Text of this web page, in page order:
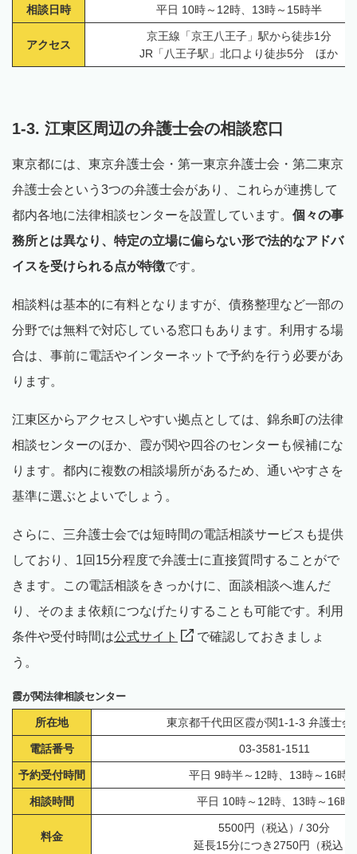
相談日時 平日 10時～12時、13時～15時半
アクセス
京王線「京王八王子」駅から徒歩1分
JR「八王子駅」北口より徒歩5分 ほか
1-3. 江東区周辺の弁護士会の相談窓口
東京都には、東京弁護士会・第一東京弁護士会・第二東京
弁護士会という3つの弁護士会があり、これらが連携して
都内各地に法律相談センターを設置しています。 個々の事
務所とは異なり、特定の立場に偏らない形で法的なアドバ
イスを受けられる点が特徴です。
相談料は基本的に有料となりますが、債務整理など一部の
分野では無料で対応している窓口もあります。利用する場
合は、事前に電話やインターネットで予約を行う必要があ
ります。
江東区からアクセスしやすい拠点としては、錦糸町の法律
相談センターのほか、霞が関や四谷のセンターも候補にな
ります。都内に複数の相談場所があるため、通いやすさを
基準に選ぶとよいでしょう。
さらに、三弁護士会では短時間の電話相談サービスも提供
しており、1回15分程度で弁護士に直接質問することがで
きます。この電話相談をきっかけに、面談相談へ進んだ
り、そのまま依頼につなげたりすることも可能です。利用
条件や受付時間は公式サイト
で確認しておきましょ
う。
霞が関法律相談センター
所在地 東京都千代田区霞が関1-1-3 弁護士会
電話番号 03-3581-1511
予約受付時間 平日 9時半～12時、13時～16時
相談時間 平日 10時～12時、13時～16時
料金
5500円（税込）/ 30分
延長15分につき2750円（税込）